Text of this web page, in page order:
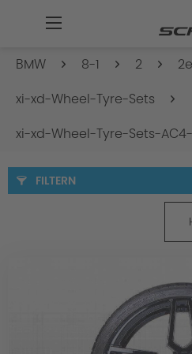
BMW 8-1 2
xi-xd-Wheel-Tyre-Sets
xi-xd-Wheel-Tyre-Sets-
FILTERN